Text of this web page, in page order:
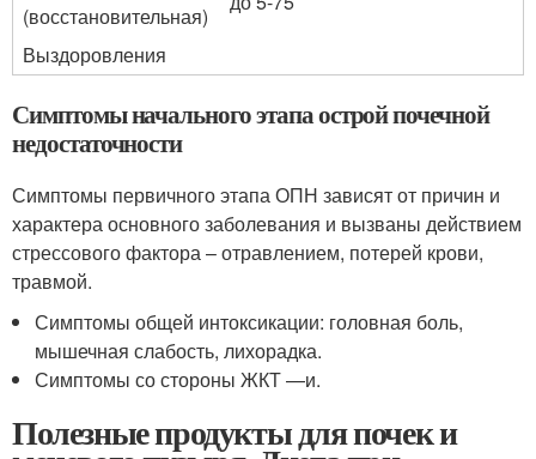
(восстановительная)
Выздоровления
Симптомы начального этапа острой почечной
недостаточности
Симптомы первичного этапа ОПН зависят от причин и
характера основного заболевания и вызваны действием
стрессового фактора – отравлением, потерей крови,
травмой.
Симптомы общей интоксикации: головная боль,
мышечная слабость, лихорадка.
Симптомы со стороны ЖКТ —и.
Полезные продукты для почек и